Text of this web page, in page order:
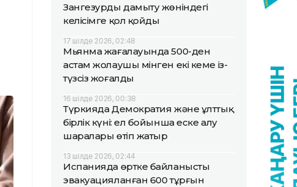
Зангезурды дамыту жөніндегі
келісімге қол қойды
17 шілде 2026, 02:48
Мьянма жағалауында 500-ден
астам жолаушы мінген екі кеме із-
түзсіз жоғалды
16 шілде 2026, 00:38
Түркияда Демократия және ұлттық
бірлік күні: ел бойынша еске алу
шаралары өтіп жатыр
13 шілде 2026, 02:44
Испанияда өртке байланысты
эвакуацияланған 600 тұрғын